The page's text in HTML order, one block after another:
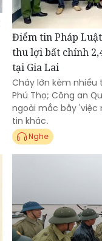
Điểm tin Pháp
thu lợi bất chính
tại Gia Lai
Cháy lớn kèm
Phú Thọ; Công an
ngoài mắc bẫy 'việc
tin khác.
Nghe